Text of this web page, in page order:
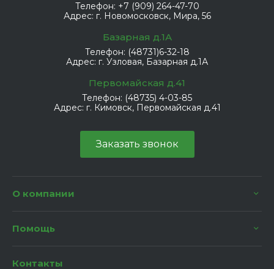
Телефон: +7 (909) 264-47-70
Адрес: г. Новомосковск, Мира, 56
Базарная д.1А
Телефон: (48731)6-32-18
Адрес: г. Узловая, Базарная д.1А
Первомайская д.41
Телефон: (48735) 4-03-85
Адрес: г. Кимовск, Первомайская д.41
Заказать звонок
О компании
Помощь
Контакты